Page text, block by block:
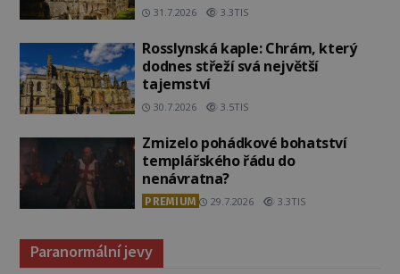
31.7.2026 3.3TIS
Rosslynská kaple: Chrám, který
dodnes střeží svá největší
tajemství
30.7.2026 3.5TIS
Zmizelo pohádkové bohatství
templářského řádu do
nenávratna?
PREMIUM 29.7.2026 3.3TIS
Paranormální jevy